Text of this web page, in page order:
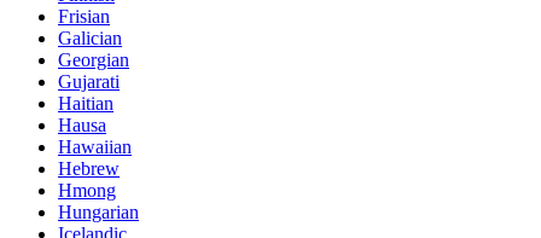
Frisian
Galician
Georgian
Gujarati
Haitian
Hausa
Hawaiian
Hebrew
Hmong
Hungarian